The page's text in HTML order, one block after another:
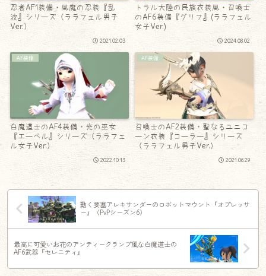
忍者AF1装備・風魔の忍装『乱
波』シリーズ（ララフェル男子
Ver.）
2021.02.03
トラル大陸の民族衣装風・召喚士
のAF6装備『グリフ』(ララフェル
女子Ver.)
2024.08.02
AF装備
白魔道士のAF4装備・光の巫女
『エーベル』シリーズ（ララフェ
ル女子Ver.）
2022.10.13
AF装備
召喚士のAF2装備・聖なるユニコ
ーン衣装『コーラー』シリーズ
（ララフェル男子Ver.）
2021.06.29
動く要塞アレキサンダーのロボットマウント『オプレッサ
ー』（PvPシーズン6）
最高に可愛いお花のアンティークランプ風な白魔道士の
AF6武器『セレニティ』